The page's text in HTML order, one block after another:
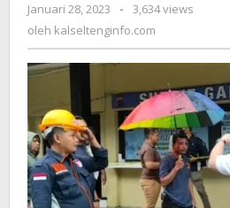
Lakukan
Olah
TKP,
Musibah
Kebakaran
di
Ruangan
Karo
SDM
Polda
Kalsel
Januari 28, 2023
oleh
kalseltenginfo.com
-
3,634 views
oleh kalseltenginfo.com